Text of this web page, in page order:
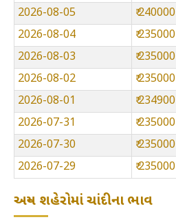
2026-08-05 ₹ 240000
2026-08-04 ₹ 235000
2026-08-03 ₹ 235000
2026-08-02 ₹ 235000
2026-08-01 ₹ 234900
2026-07-31 ₹ 235000
2026-07-30 ₹ 235000
2026-07-29 ₹ 235000
અન્ય શહેરોમાં ચાંદીના ભાવ